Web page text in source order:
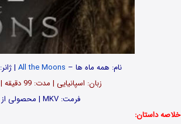
نام: همه ماه ها – All the Moons| ژانر:
زبان: اسپانیایی | مدت: 99 دقیقه | زیرنویس فارسی: دارد | کیفیت: WEB-DL
فرمت: MKV | محصولی از اسپانیا و فرانسه | امتیاز: 6.7 از 10
خلاصه داستان: